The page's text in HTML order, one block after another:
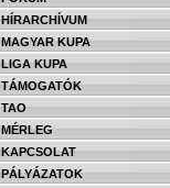
HÍRARCHÍVUM
MAGYAR KUPA
LIGA KUPA
TÁMOGATÓK
TAO
MÉRLEG
KAPCSOLAT
PÁLYÁZATOK